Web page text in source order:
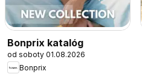
Bonprix katalóg
od soboty 01.08.2026
Bonprix